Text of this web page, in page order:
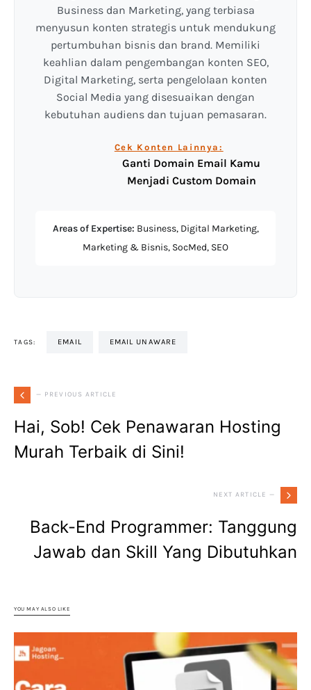
Business dan Marketing, yang terbiasa
menyusun konten strategis untuk mendukung
pertumbuhan bisnis dan brand. Memiliki
keahlian dalam pengembangan konten SEO,
Digital Marketing, serta pengelolaan konten
Social Media yang disesuaikan dengan
kebutuhan audiens dan tujuan pemasaran.
Cek Konten Lainnya:
Ganti Domain Email Kamu
Menjadi Custom Domain
Areas of Expertise: Business, Digital Marketing,
Marketing & Bisnis, SocMed, SEO
TAGS: EMAIL EMAIL UNAWARE
— PREVIOUS ARTICLE
Hai, Sob! Cek Penawaran Hosting
Murah Terbaik di Sini!
NEXT ARTICLE —
Back-End Programmer: Tanggung
Jawab dan Skill Yang Dibutuhkan
YOU MAY ALSO LIKE